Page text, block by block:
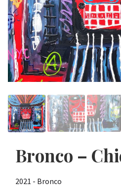
Bronco –
2021 - Bronco